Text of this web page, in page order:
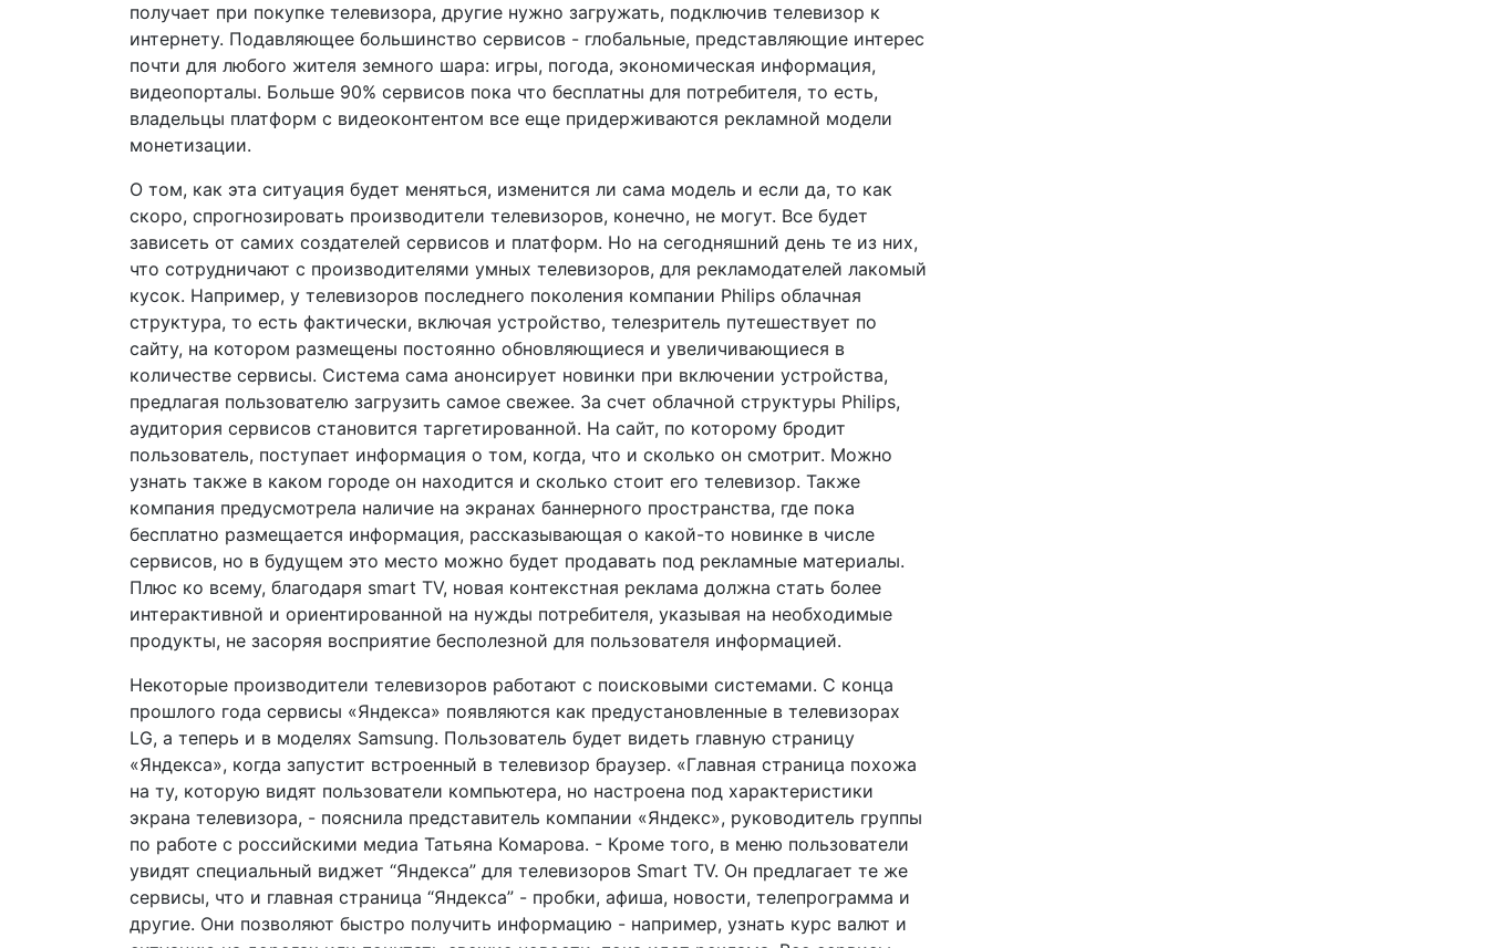
получает при покупке телевизора, другие нужно загружать, подключив телевизор к
интернету. Подавляющее большинство сервисов - глобальные, представляющие интерес
почти для любого жителя земного шара: игры, погода, экономическая информация,
видеопорталы. Больше 90% сервисов пока что бесплатны для потребителя, то есть,
владельцы платформ с видеоконтентом все еще придерживаются рекламной модели
монетизации.
О том, как эта ситуация будет меняться, изменится ли сама модель и если да, то как
скоро, спрогнозировать производители телевизоров, конечно, не могут. Все будет
зависеть от самих создателей сервисов и платформ. Но на сегодняшний день те из них,
что сотрудничают с производителями умных телевизоров, для рекламодателей лакомый
кусок. Например, у телевизоров последнего поколения компании Philips облачная
структура, то есть фактически, включая устройство, телезритель путешествует по
сайту, на котором размещены постоянно обновляющиеся и увеличивающиеся в
количестве сервисы. Система сама анонсирует новинки при включении устройства,
предлагая пользователю загрузить самое свежее. За счет облачной структуры Philips,
аудитория сервисов становится таргетированной. На сайт, по которому бродит
пользователь, поступает информация о том, когда, что и сколько он смотрит. Можно
узнать также в каком городе он находится и сколько стоит его телевизор. Также
компания предусмотрела наличие на экранах баннерного пространства, где пока
бесплатно размещается информация, рассказывающая о какой-то новинке в числе
сервисов, но в будущем это место можно будет продавать под рекламные материалы.
Плюс ко всему, благодаря smart TV, новая контекстная реклама должна стать более
интерактивной и ориентированной на нужды потребителя, указывая на необходимые
продукты, не засоряя восприятие бесполезной для пользователя информацией.
Некоторые производители телевизоров работают с поисковыми системами. С конца
прошлого года сервисы «Яндекса» появляются как предустановленные в телевизорах
LG, а теперь и в моделях Samsung. Пользователь будет видеть главную страницу
«Яндекса», когда запустит встроенный в телевизор браузер. «Главная страница похожа
на ту, которую видят пользователи компьютера, но настроена под характеристики
экрана телевизора, - пояснила представитель компании «Яндекс», руководитель группы
по работе с российскими медиа Татьяна Комарова. - Кроме того, в меню пользователи
увидят специальный виджет “Яндекса” для телевизоров Smart TV. Он предлагает те же
сервисы, что и главная страница “Яндекса” - пробки, афиша, новости, телепрограмма и
другие. Они позволяют быстро получить информацию - например, узнать курс валют и